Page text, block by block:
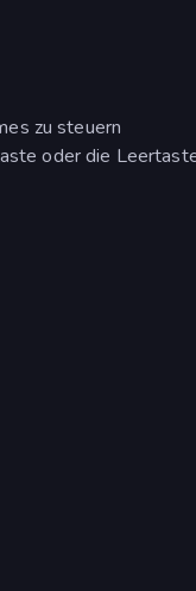
zu steuern
oder die